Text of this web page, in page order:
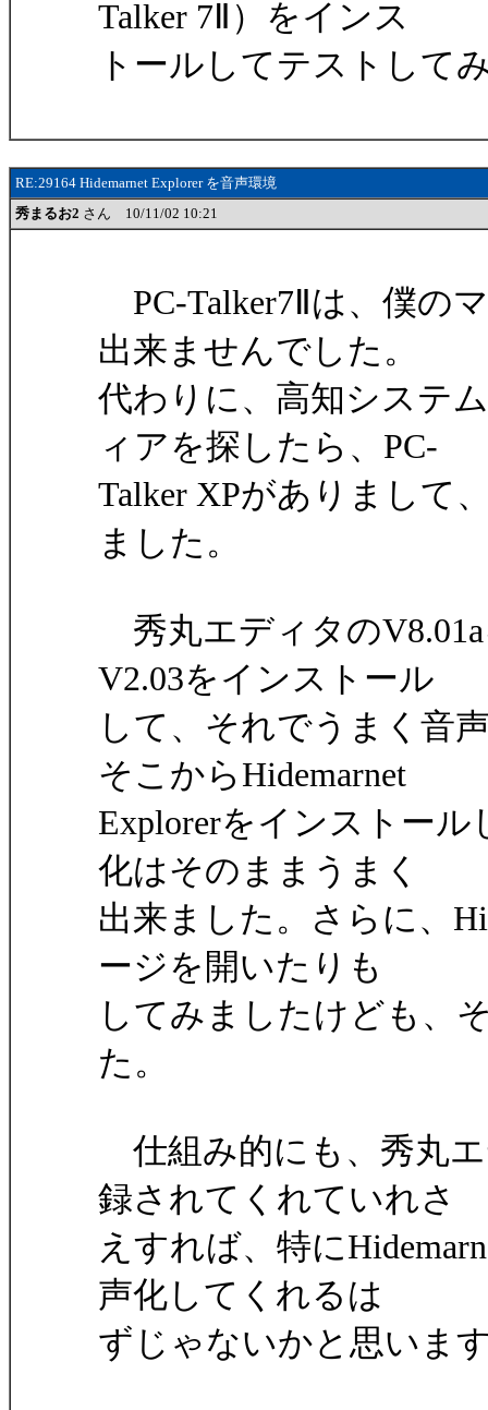
Talker 7Ⅱ）をインス
トールしてテストして
RE:29164 Hidemarnet Explorer を音声環境
秀まるお2 さん 10/11/02 10:21
PC-Talker7Ⅱは、僕の
出来ませんでした。
代わりに、高知システ
ィアを探したら、PC-
Talker XPがありまして
ました。
秀丸エディタの
V2.03をインストール
して、それでうまく音
そこからHidemarnet
Explorerをインストー
化はそのままうまく
出来ました。さらに、
ージを開いたりも
してみましたけども、
た。
仕組み的にも、秀丸
録されてくれていれさ
えすれば、特に
声化してくれるは
ずじゃないかと思いま